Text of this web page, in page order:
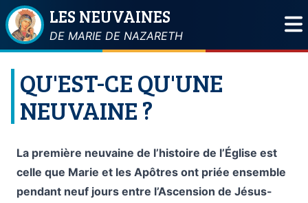
LES NEUVAINES
DE MARIE DE NAZARETH
QU'EST-CE QU'UNE
NEUVAINE ?
La première neuvaine de l’histoire de l’Église est
celle que Marie et les Apôtres ont priée ensemble
pendant neuf jours entre l’Ascension de Jésus-